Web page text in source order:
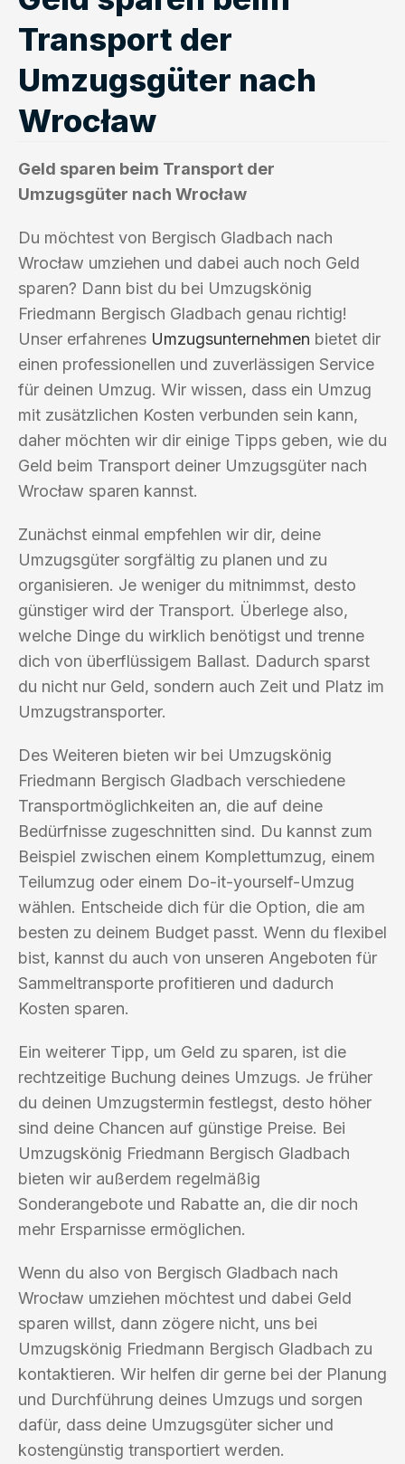
Transport der
Umzugsgüter nach
Wrocław
Geld sparen beim Transport der
Umzugsgüter nach Wrocław
Du möchtest von Bergisch Gladbach nach
Wrocław umziehen und dabei auch noch Geld
sparen? Dann bist du bei Umzugskönig
Friedmann Bergisch Gladbach genau richtig!
Unser erfahrenes Umzugsunternehmen bietet dir
einen professionellen und zuverlässigen Service
für deinen Umzug. Wir wissen, dass ein Umzug
mit zusätzlichen Kosten verbunden sein kann,
daher möchten wir dir einige Tipps geben, wie du
Geld beim Transport deiner Umzugsgüter nach
Wrocław sparen kannst.
Zunächst einmal empfehlen wir dir, deine
Umzugsgüter sorgfältig zu planen und zu
organisieren. Je weniger du mitnimmst, desto
günstiger wird der Transport. Überlege also,
welche Dinge du wirklich benötigst und trenne
dich von überflüssigem Ballast. Dadurch sparst
du nicht nur Geld, sondern auch Zeit und Platz im
Umzugstransporter.
Des Weiteren bieten wir bei Umzugskönig
Friedmann Bergisch Gladbach verschiedene
Transportmöglichkeiten an, die auf deine
Bedürfnisse zugeschnitten sind. Du kannst zum
Beispiel zwischen einem Komplettumzug, einem
Teilumzug oder einem Do-it-yourself-Umzug
wählen. Entscheide dich für die Option, die am
besten zu deinem Budget passt. Wenn du flexibel
bist, kannst du auch von unseren Angeboten für
Sammeltransporte profitieren und dadurch
Kosten sparen.
Ein weiterer Tipp, um Geld zu sparen, ist die
rechtzeitige Buchung deines Umzugs. Je früher
du deinen Umzugstermin festlegst, desto höher
sind deine Chancen auf günstige Preise. Bei
Umzugskönig Friedmann Bergisch Gladbach
bieten wir außerdem regelmäßig
Sonderangebote und Rabatte an, die dir noch
mehr Ersparnisse ermöglichen.
Wenn du also von Bergisch Gladbach nach
Wrocław umziehen möchtest und dabei Geld
sparen willst, dann zögere nicht, uns bei
Umzugskönig Friedmann Bergisch Gladbach zu
kontaktieren. Wir helfen dir gerne bei der Planung
und Durchführung deines Umzugs und sorgen
dafür, dass deine Umzugsgüter sicher und
kostengünstig transportiert werden.